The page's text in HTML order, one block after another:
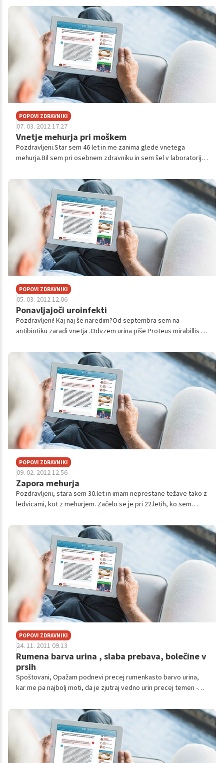
1.019 U-Levko...
POPOVI ZDRAVNIKI
07. 03. 2012 17.27
Vnetje mehurja pri moškem
Pozdravljeni.Star sem 46 let in me zanima glede vnetega
mehurja.Bil sem pri osebnem zdravniku in sem šel v laboratorij
HOLESTEROL6.1,S-Trig...
POPOVI ZDRAVNIKI
05. 03. 2012 12.06
Ponavljajoči uroinfekti
Pozdravljeni! Kaj naj še naredim?Od septembra sem na
antibiotiku zaradi vnetja .Odvzem urina piše Proteus mirabillis in
najboljše je ko je...
POPOVI ZDRAVNIKI
09. 02. 2012 12.56
Zapora mehurja
Pozdravljeni, stara sem 30.let in imam neprestane težave tako z
ledvicami, kot z mehurjem. Začelo se je pri 22.letih, ko sem
takšne mere...
POPOVI ZDRAVNIKI
24. 11. 2011 09.13
Rumena barva urina , slaba prebava, bolečine v
prsih
Spoštovani, Opažam podnevi precej rumenkasto barvo urina,
kar me pa najbolj moti, da je zjutraj vedno urin precej temen -
ponavadi teg...